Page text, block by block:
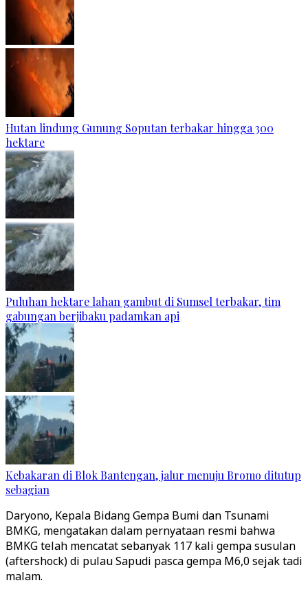
Hutan lindung Gunung Soputan terbakar hingga 300
hektare
Puluhan hektare lahan gambut di Sumsel terbakar, tim
gabungan berjibaku padamkan api
Kebakaran di Blok Bantengan, jalur menuju Bromo ditutup
sebagian
Daryono, Kepala Bidang Gempa Bumi dan Tsunami
BMKG, mengatakan dalam pernyataan resmi bahwa
BMKG telah mencatat sebanyak 117 kali gempa susulan
(aftershock) di pulau Sapudi pasca gempa M6,0 sejak tadi
malam.